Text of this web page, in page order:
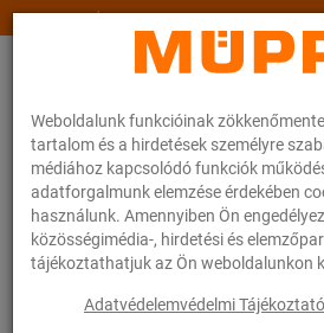
Weboldalunk funkcióinak
tartalom és a hirdetések személyre
médiához kapcsolódó funkciók
adatforgalmunk elemzése érdekében
használunk. Amennyiben Ön
közösségimédia-, hirdetési és
tájékoztathatjuk az Ön weboldalunkon
Adatvédelemvédelmi Tájékoztató
www.muepro.hu
Webáruhàz Rögzítéstechnika
Csőbilincsek zajszigetelő betéttel